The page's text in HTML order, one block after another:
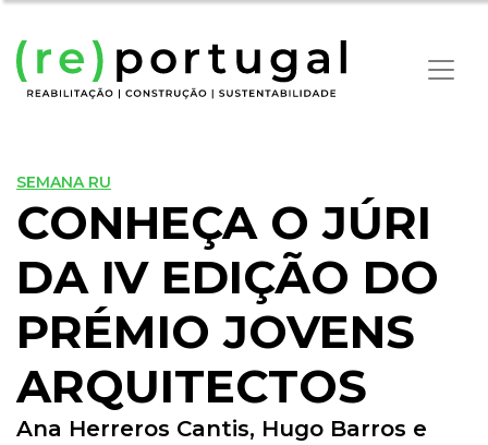
SEMANA RU
CONHEÇA O JÚRI
DA IV EDIÇÃO DO
PRÉMIO JOVENS
ARQUITECTOS
Ana Herreros Cantis, Hugo Barros e